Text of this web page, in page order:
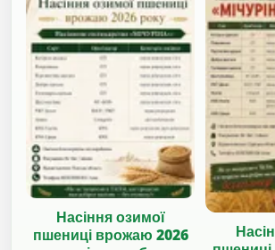
Насіння озимої
пшениці врожаю 2026